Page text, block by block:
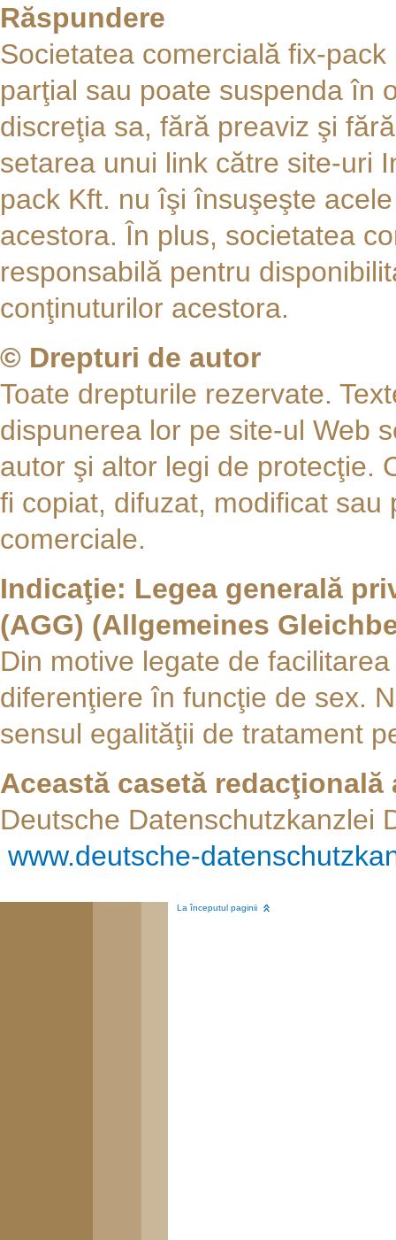
Răspundere
Societatea comercială fix-
parţial sau poate suspenda în
discreţia sa, fără preaviz şi
setarea unui link către site-uri
pack Kft. nu îşi însuşeşte
acestora. În plus, societatea
responsabilă pentru
conţinuturilor acestora.
© Drepturi de autor
Toate drepturile rezervate.
dispunerea lor pe site-ul Web
autor şi altor legi de protecţie.
fi copiat, difuzat, modificat
comerciale.
Indicaţie: Legea generală
(AGG) (Allgemeines
Din motive legate de
diferenţiere în funcţie de sex.
sensul egalităţii de tratament
Această casetă redacţională
Deutsche Datenschutzkanzlei
www.deutsche-
La începutul paginii